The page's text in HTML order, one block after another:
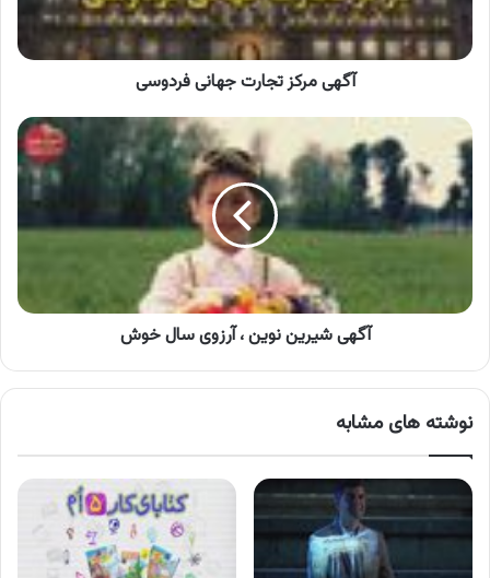
آگهی مرکز تجارت جهانی فردوسی
آگهی
شیرین
نوین
،
آرزوی
سال
آگهی شیرین نوین ، آرزوی سال خوش
نوشته های مشابه